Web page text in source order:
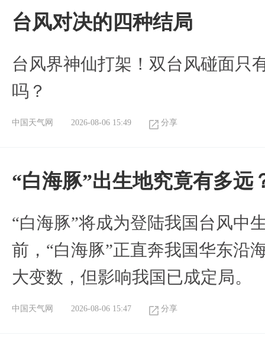
台风对决的四种结局
台风界神仙打架！双台风碰面只
吗？
中国天气网 2026-08-06 15:49 分享
“白海豚”出生地究竟有多远
“白海豚”将成为登陆我国台风中
前，“白海豚”正直奔我国华东沿
大变数，但影响我国已成定局。
中国天气网 2026-08-06 15:47 分享